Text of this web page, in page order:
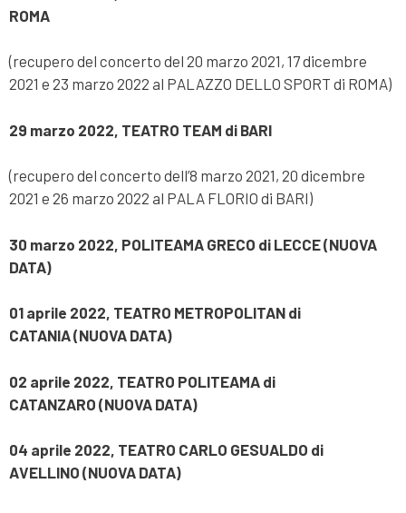
ROMA
(recupero del concerto del 20 marzo 2021, 17 dicembre
2021 e 23 marzo 2022 al PALAZZO DELLO SPORT di ROMA)
29 marzo 2022, TEATRO TEAM di BARI
(recupero del concerto dell’8 marzo 2021, 20 dicembre
2021 e 26 marzo 2022 al PALA FLORIO di BARI)
30 marzo 2022, POLITEAMA GRECO di LECCE(NUOVA
DATA)
01 aprile 2022, TEATRO METROPOLITAN di
CATANIA(NUOVA DATA)
02 aprile 2022, TEATRO POLITEAMA di
CATANZARO (NUOVA DATA)
04 aprile 2022, TEATRO CARLO GESUALDO di
AVELLINO (NUOVA DATA)